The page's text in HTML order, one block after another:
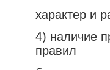
характер и
4) наличие
правил